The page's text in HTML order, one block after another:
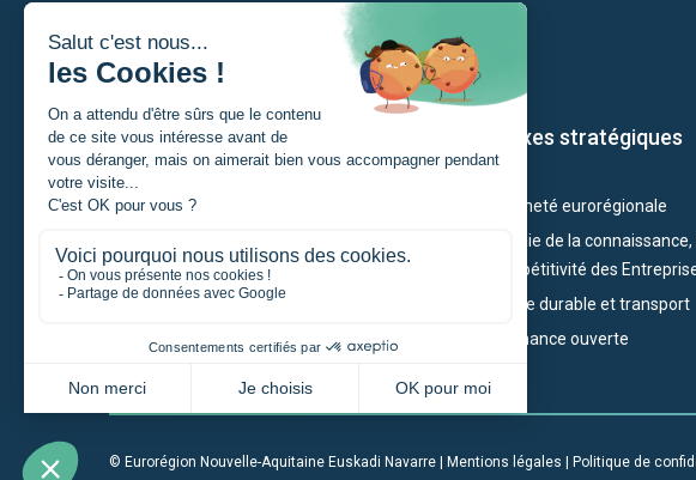
Je suis
Un porteur de projet
Une entreprise
Un particulier
Nos axes stratégiques
Citoyenneté eurorégionale
Économie de la
et Compétitivité des
Territoire durable et transport
Gouvernance ouverte
© Eurorégion Nouvelle-Aquitaine Euskadi Navarre | Mentions légales Politique de